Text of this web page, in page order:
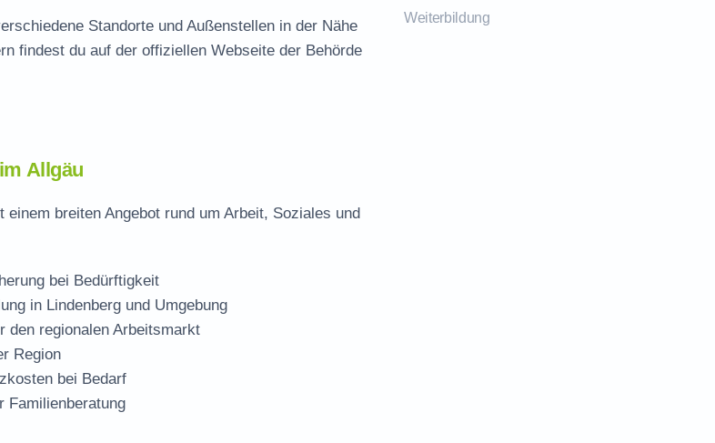
Standorte und Außenstellen in der Nähe
findest du auf der offiziellen Webseite der Behörde
Allgäu
breiten Angebot rund um Arbeit, Soziales und
bei Bedürftigkeit
in Lindenberg und Umgebung
den regionalen Arbeitsmarkt
Region
bei Bedarf
Familienberatung
Weiterbildung